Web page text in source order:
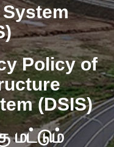
Policy of
(DSIS)
மட்டும்